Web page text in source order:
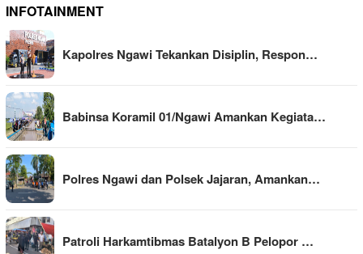
INFOTAINMENT
Kapolres Ngawi Tekankan Disiplin, Respon…
Babinsa Koramil 01/Ngawi Amankan Kegiata…
Polres Ngawi dan Polsek Jajaran, Amankan…
Patroli Harkamtibmas Batalyon B Pelopor …